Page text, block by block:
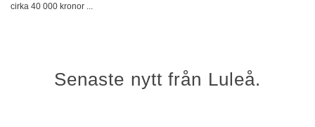
cirka 40 000 kronor ...
Senaste nytt från Luleå.